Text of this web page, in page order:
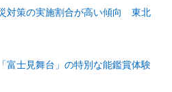
対策の実施割合が高い傾向 東北
富士見舞台」の特別な能鑑賞体験